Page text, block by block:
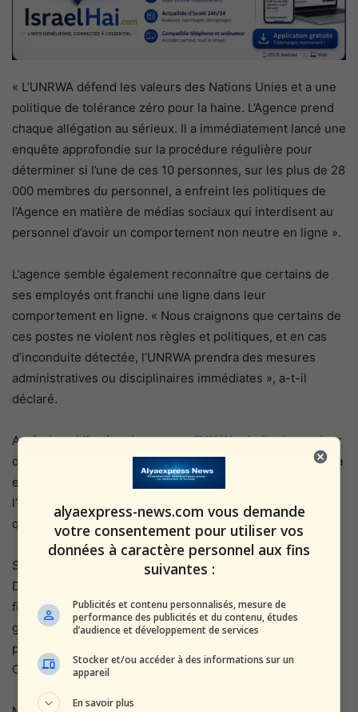
« L’UNRWA défend les valeurs des Nations Unies et a une
politique de tolérance zéro pour la haine. L’Agence prend
chaque allégation au sérieux. Il a immédiatement lancé une
enquête approfondie sur la procédure régulière pour
déterminer si l’une de ces 10 personnes, sur les plus de 28
000 membres du personnel, a enfreint les politiques de
l’Agence en matière de médias sociaux qui interdisent au
personnel d’avoir un comportement non neutre en ligne ».
L’agence semble également reconnaître que certains de
ses employés ont franchi une ligne dans leur
comportement en ligne. « Nous craignons que certains de
ces postes ne violent nos règles et politiques, et en cas
d’inconduite détectée, l’UNRWA prendra des mesures
administratives ou disciplinaires immédiates », a-t-il
déclaré.
Après la publication du rapport d’UN Watch, l’ambassadeur
d’Israël aux États-Unis et aux Nations Unies, Gilad Erdan, a
envoyé des lettres de plainte au secrétaire général de
l’ONU et au commissaire général de l’UNRWA et a exigé
qu’ils prennent des mesures.
Sous l’administration de l’ancien président américain
Donald Trump, Washington a largement mis fin au
financement de l’Autorité palestinienne et de l’UNRWA, qui
gère un réseau de programmes éducatifs et médicaux
pour les « réfugiés palestiniens » dans tout le Moyen-
Orient.
alyaexpress-news.com vous demande
votre consentement pour utiliser vos
données à caractère personnel aux fins
suivantes :
Publicités et contenu personnalisés, mesure de
performance des publicités et du contenu, études
d’audience et développement de services
Stocker et/ou accéder à des informations sur un
appareil
En savoir plus